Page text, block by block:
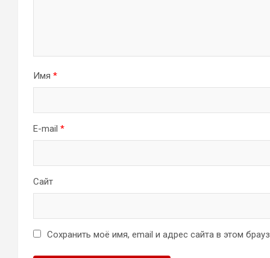
Имя *
E-mail *
Сайт
Сохранить моё имя, email и адрес сайта в этом